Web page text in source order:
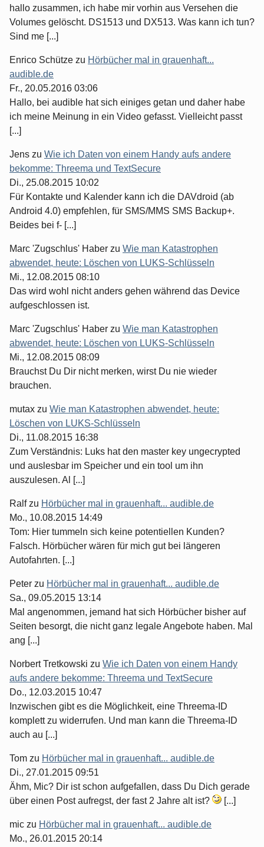
hallo zusammen, ich habe mir vorhin aus Versehen die
Volumes gelöscht. DS1513 und DX513. Was kann ich tun?
Sind me [...]
Enrico Schütze zu Hörbücher mal in grauenhaft...
audible.de
Fr., 20.05.2016 03:06
Hallo, bei audible hat sich einiges getan und daher habe
ich meine Meinung in ein Video gefasst. Vielleicht passt
[...]
Jens zu Wie ich Daten von einem Handy aufs andere
bekomme: Threema und TextSecure
Di., 25.08.2015 10:02
Für Kontakte und Kalender kann ich die DAVdroid (ab
Android 4.0) empfehlen, für SMS/MMS SMS Backup+.
Beides bei f- [...]
Marc 'Zugschlus' Haber zu Wie man Katastrophen
abwendet, heute: Löschen von LUKS-Schlüsseln
Mi., 12.08.2015 08:10
Das wird wohl nicht anders gehen während das Device
aufgeschlossen ist.
Marc 'Zugschlus' Haber zu Wie man Katastrophen
abwendet, heute: Löschen von LUKS-Schlüsseln
Mi., 12.08.2015 08:09
Brauchst Du Dir nicht merken, wirst Du nie wieder
brauchen.
mutax zu Wie man Katastrophen abwendet, heute:
Löschen von LUKS-Schlüsseln
Di., 11.08.2015 16:38
Zum Verständnis: Luks hat den master key ungecrypted
und auslesbar im Speicher und ein tool um ihn
auszulesen. Al [...]
Ralfzu Hörbücher mal in grauenhaft... audible.de
Mo., 10.08.2015 14:49
Tom: Hier tummeln sich keine potentiellen Kunden?
Falsch. Hörbücher wären für mich gut bei längeren
Autofahrten. [...]
Peter zu Hörbücher mal in grauenhaft... audible.de
Sa., 09.05.2015 13:14
Mal angenommen, jemand hat sich Hörbücher bisher auf
Seiten besorgt, die nicht ganz legale Angebote haben. Mal
ang [...]
Norbert Tretkowski zu Wie ich Daten von einem Handy
aufs andere bekomme: Threema und TextSecure
Do., 12.03.2015 10:47
Inzwischen gibt es die Möglichkeit, eine Threema-ID
komplett zu widerrufen. Und man kann die Threema-ID
auch au [...]
Tom zu Hörbücher mal in grauenhaft... audible.de
Di., 27.01.2015 09:51
Ähm, Mic? Dir ist schon aufgefallen, dass Du Dich gerade
über einen Post aufregst, der fast 2 Jahre alt ist?
[...]
mic zu Hörbücher mal in grauenhaft... audible.de
Mo., 26.01.2015 20:14